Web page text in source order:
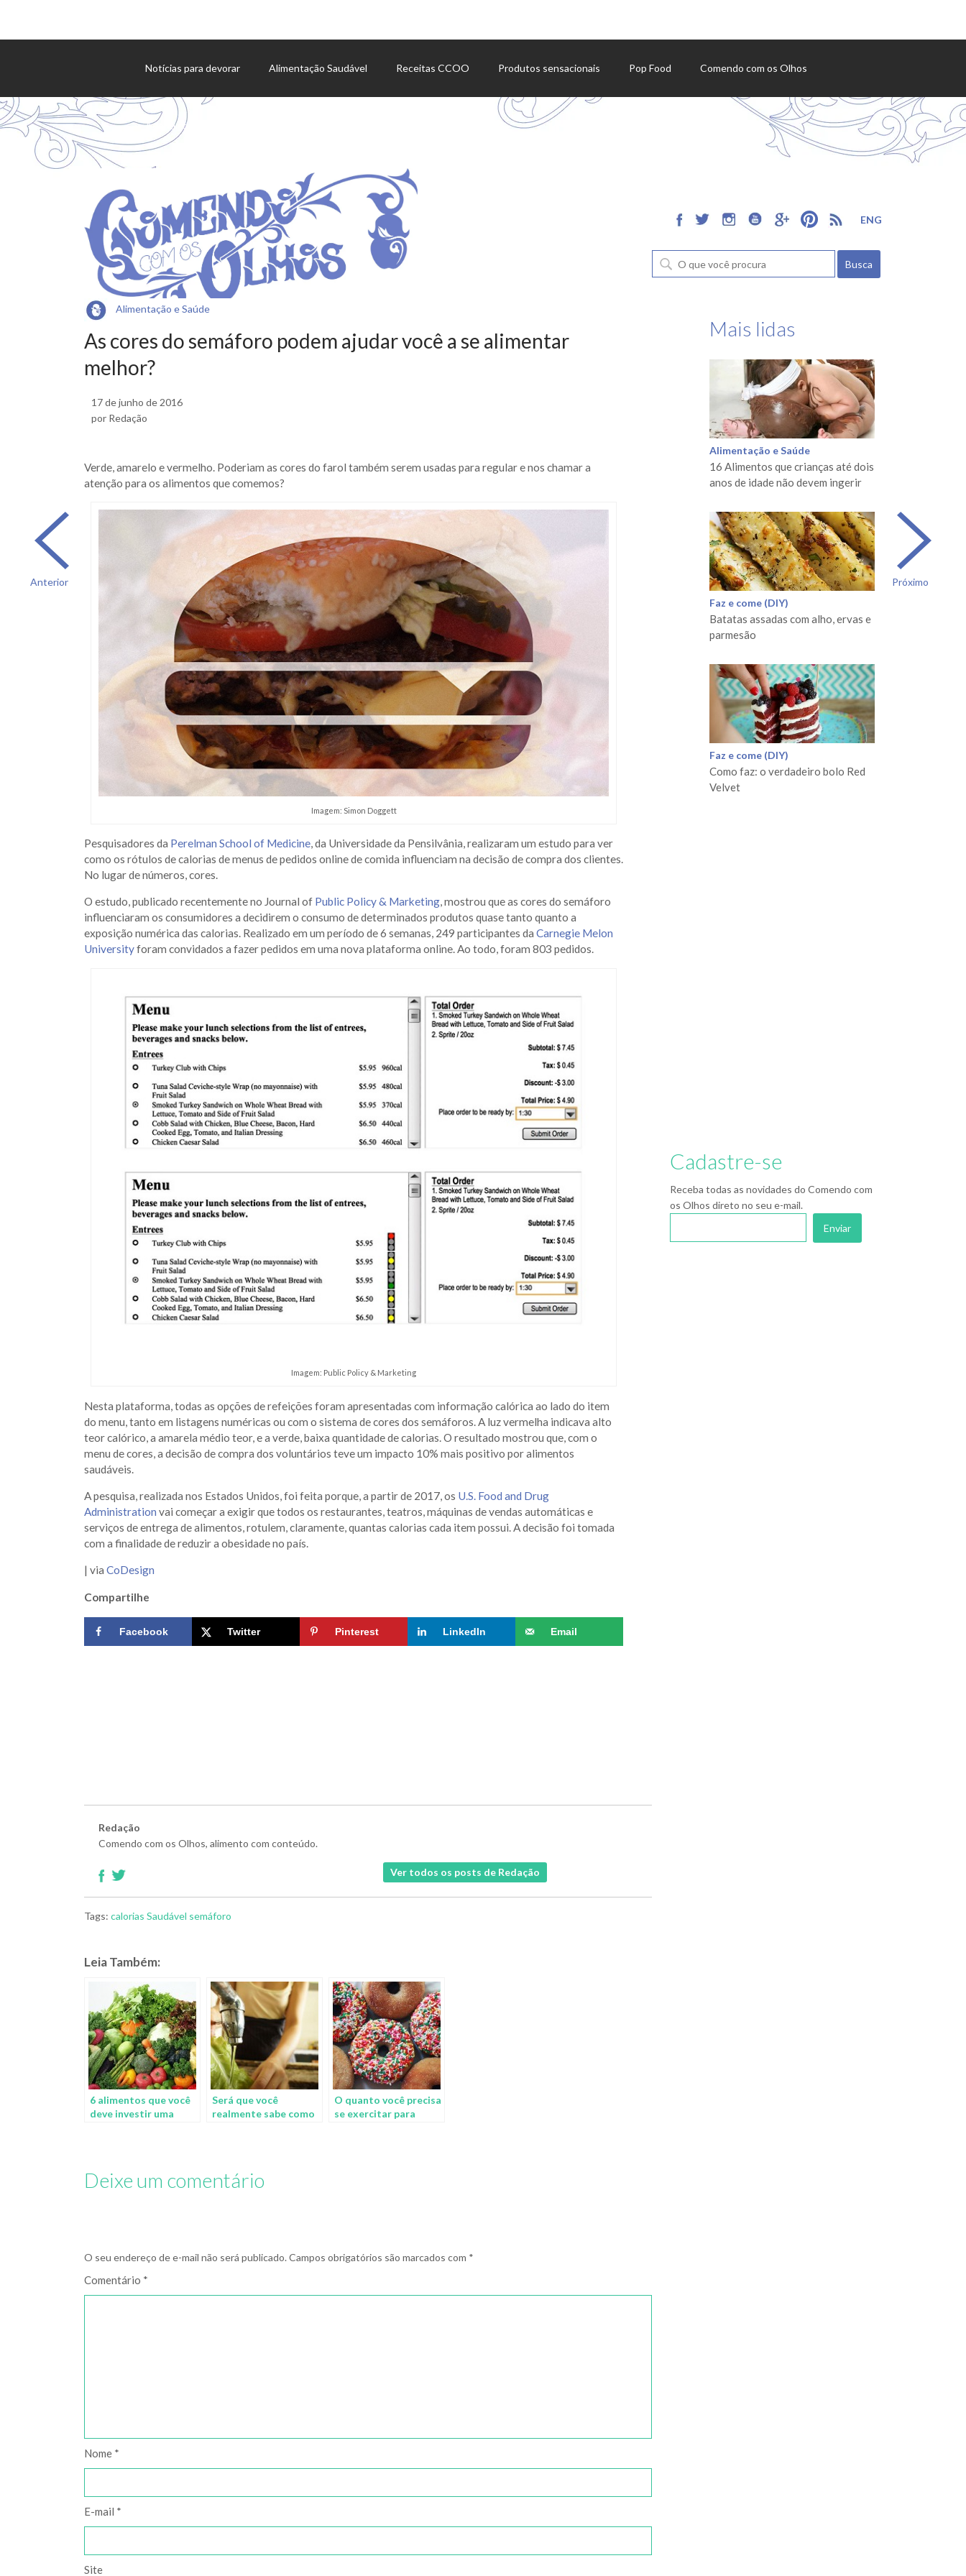
Notícias para devorar Alimentação Saudável Receitas CCOO Produtos sensacionais Pop Food Comendo com os Olhos
Agenda de eventos
ENG
Anterior Próximo
Alimentação e Saúde
As cores do semáforo podem ajudar você a se alimentar
melhor?
17 de junho de 2016
por Redação
Verde, amarelo e vermelho. Poderiam as cores do farol também serem usadas para regular e nos chamar a
atenção para os alimentos que comemos?
Imagem: Simon Doggett
Pesquisadores da Perelman School of Medicine, da Universidade da Pensilvânia, realizaram um estudo para ver
como os rótulos de calorias de menus de pedidos online de comida influenciam na decisão de compra dos clientes.
No lugar de números, cores.
O estudo, publicado recentemente no Journal of Public Policy & Marketing, mostrou que as cores do semáforo
influenciaram os consumidores a decidirem o consumo de determinados produtos quase tanto quanto a
exposição numérica das calorias. Realizado em um período de 6 semanas, 249 participantes da Carnegie Melon
Universityforam convidados a fazer pedidos em uma nova plataforma online. Ao todo, foram 803 pedidos.
Imagem: Public Policy & Marketing
Nesta plataforma, todas as opções de refeições foram apresentadas com informação calórica ao lado do item
do menu, tanto em listagens numéricas ou com o sistema de cores dos semáforos. A luz vermelha indicava alto
teor calórico, a amarela médio teor, e a verde, baixa quantidade de calorias. O resultado mostrou que, com o
menu de cores, a decisão de compra dos voluntários teve um impacto 10% mais positivo por alimentos
saudáveis.
A pesquisa, realizada nos Estados Unidos, foi feita porque, a partir de 2017, os U.S. Food and Drug
Administration vai começar a exigir que todos os restaurantes, teatros, máquinas de vendas automáticas e
serviços de entrega de alimentos, rotulem, claramente, quantas calorias cada item possui. A decisão foi tomada
com a finalidade de reduzir a obesidade no país.
| via CoDesign
Compartilhe
Facebook Twitter Pinterest LinkedIn Email
Redação
Comendo com os Olhos, alimento com conteúdo.
Ver todos os posts de Redação
Tags: calorias Saudável semáforo
Leia Também:
6 alimentos que você
deve investir uma
Será que você
realmente sabe como
O quanto você precisa
se exercitar para
Deixe um comentário
O seu endereço de e-mail não será publicado. Campos obrigatórios são marcados com *
Comentário *
Nome *
E-mail *
Site
Mais lidas
Alimentação e Saúde
16 Alimentos que crianças até dois
anos de idade não devem ingerir
Faz e come (DIY)
Batatas assadas com alho, ervas e
parmesão
Faz e come (DIY)
Como faz: o verdadeiro bolo Red
Velvet
Cadastre-se
Receba todas as novidades do Comendo com
os Olhos direto no seu e-mail.